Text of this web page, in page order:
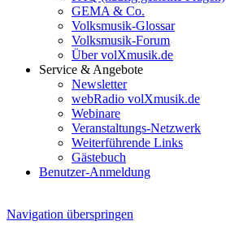
GEMA & Co.
Volksmusik-Glossar
Volksmusik-Forum
Über volXmusik.de
Service & Angebote
Newsletter
webRadio volXmusik.de
Webinare
Veranstaltungs-Netzwerk
Weiterführende Links
Gästebuch
Benutzer-Anmeldung
Navigation überspringen